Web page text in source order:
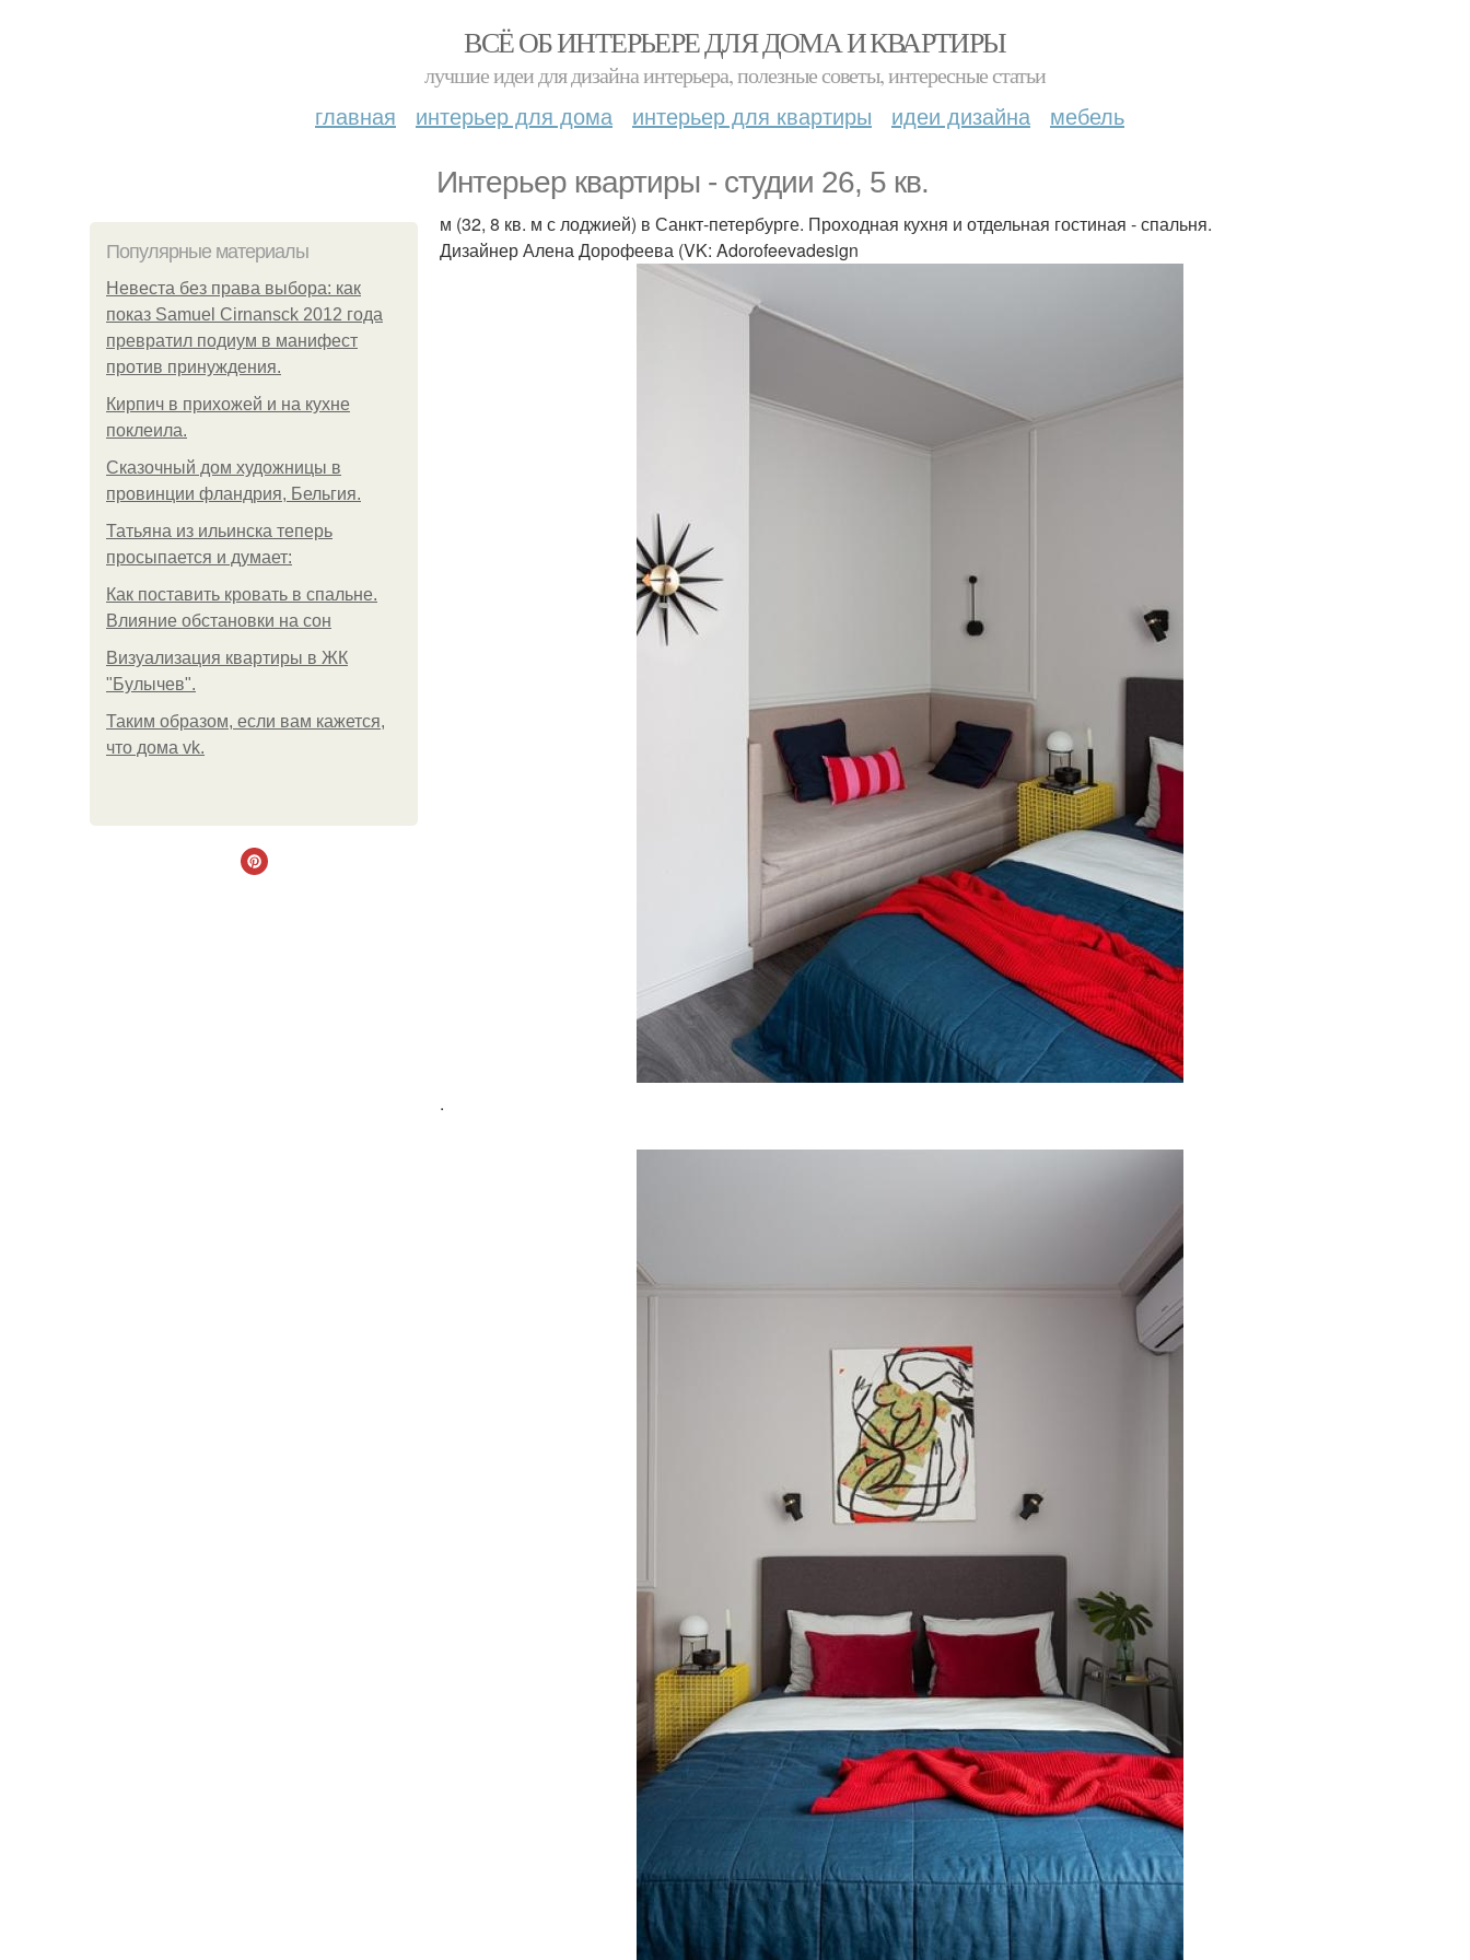
ВСЁ ОБ ИНТЕРЬЕРЕ ДЛЯ ДОМА И КВАРТИРЫ
лучшие идеи для дизайна интерьера, полезные советы, интересные статьи
главная интерьер для дома интерьер для квартиры идеи дизайна мебель
Интерьер квартиры - студии 26, 5 кв.
Популярные материалы
Невеста без права выбора: как
показ Samuel Cirnansck 2012 года
превратил подиум в манифест
против принуждения.
Кирпич в прихожей и на кухне
поклеила.
Сказочный дом художницы в
провинции фландрия, Бельгия.
Татьяна из ильинска теперь
просыпается и думает:
Как поставить кровать в спальне.
Влияние обстановки на сон
Визуализация квартиры в ЖК
"Булычев".
Таким образом, если вам кажется,
что дома vk.
м (32, 8 кв. м с лоджией) в Санкт-петербурге. Проходная кухня и отдельная гостиная - спальня.
Дизайнер Алена Дорофеева (VK: Adorofeevadesign
.